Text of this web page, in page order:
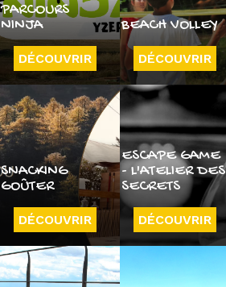
PARCOURS
NINJA
DÉCOUVRIR
BEACH VOLLEY
DÉCOUVRIR
SNACKING
GOÛTER
DÉCOUVRIR
ESCAPE GAME
- L'ATELIER DES
SECRETS
DÉCOUVRIR